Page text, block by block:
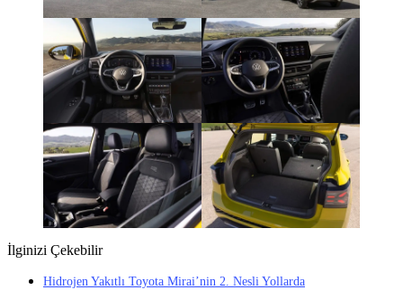
İlginizi Çekebilir
Hidrojen Yakıtlı Toyota Mirai’nin 2. Nesli Yollarda